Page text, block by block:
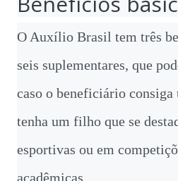
O Auxílio Brasil tem três
seis suplementares, que
caso o beneficiário consiga
tenha um filho que se
esportivas ou em
acadêmicas.